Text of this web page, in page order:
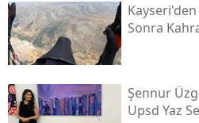
Kayseri'den
Sonra
Şennur
Upsd Yaz